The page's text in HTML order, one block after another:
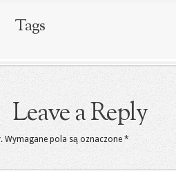
Tags
Leave a Reply
Wymagane pola są oznaczone *